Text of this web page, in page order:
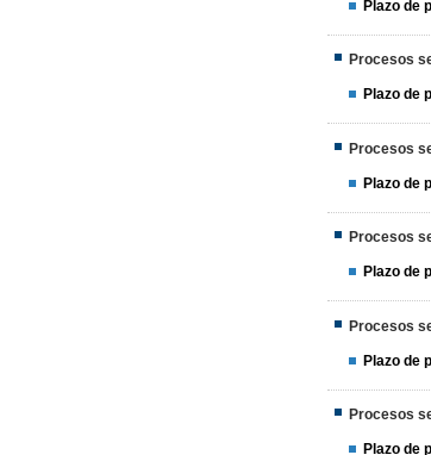
Plazo de
Procesos
Plazo de
Procesos
Plazo de
Procesos
Plazo de
Procesos
Plazo de
Procesos
Plazo de